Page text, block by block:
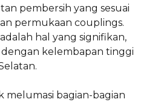
pembersih yang sesuai
permukaan couplings.
hal yang signifikan,
kelembapan tinggi
melumasi bagian-bagian